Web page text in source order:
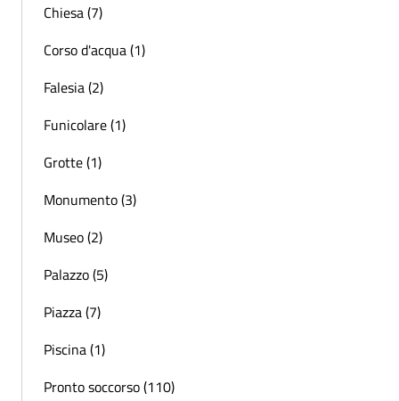
Chiesa (7)
Corso d'acqua (1)
Falesia (2)
Funicolare (1)
Grotte (1)
Monumento (3)
Museo (2)
Palazzo (5)
Piazza (7)
Piscina (1)
Pronto soccorso (110)